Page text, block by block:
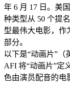
年 6 月 17 日。美
种类型从 50 个提
型最伟大电影，作
部分。
以下是“动画片”（
AFI 将“动画片”定
色由演员配音的电